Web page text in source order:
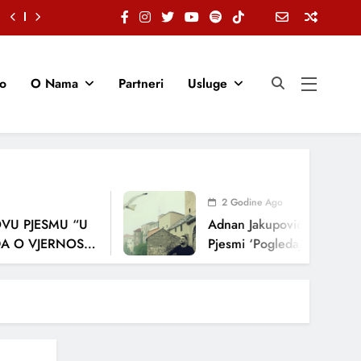
O Nama Partneri Usluge
“U
2 Godine Ago
Adnan Jakupović Donosi Snažnu
Pjesmi ‘Pogledaj Me’